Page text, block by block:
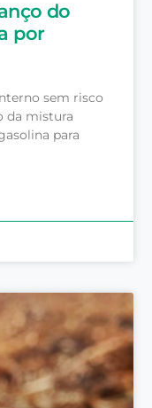
do
por
sem risco
da mistura
para